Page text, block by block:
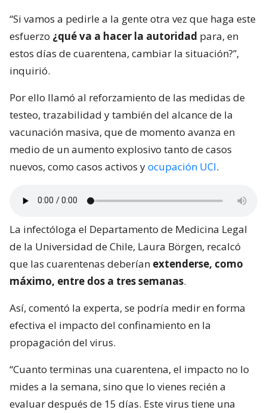
“Si vamos a pedirle a la gente otra vez que haga este
esfuerzo ¿qué va a hacer la autoridad para, en
estos días de cuarentena, cambiar la situación?”,
inquirió.
Por ello llamó al reforzamiento de las medidas de
testeo, trazabilidad y también del alcance de la
vacunación masiva, que de momento avanza en
medio de un aumento explosivo tanto de casos
nuevos, como casos activos yocupación UCI.
La infectóloga el Departamento de Medicina Legal
de la Universidad de Chile, Laura Börgen, recalcó
que las cuarentenas deberían extenderse, como
máximo, entre dos a tres semanas.
Así, comentó la experta, se podría medir en forma
efectiva el impacto del confinamiento en la
propagación del virus.
“Cuanto terminas una cuarentena, el impacto no lo
mides a la semana, sino que lo vienes recién a
evaluar después de 15 días. Este virus tiene una